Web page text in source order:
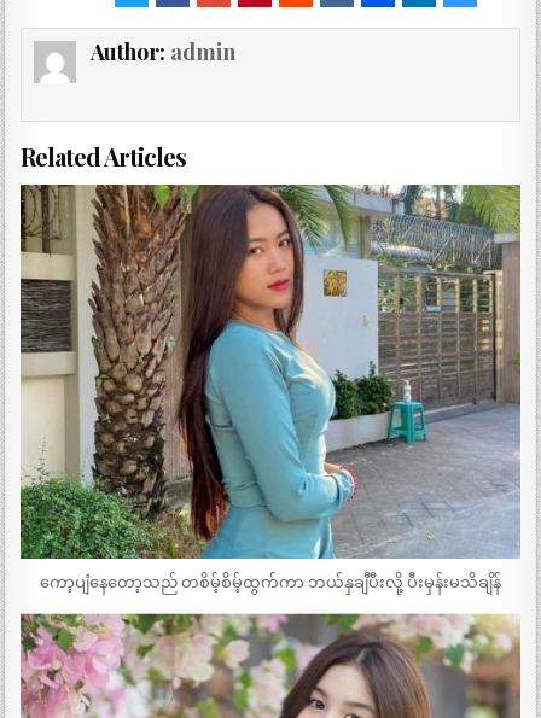
Author: admin
Related Articles
ကော့ပျံနေတော့သည် တစိမ့်စိမ့်ထွက်ကာ ဘယ်နှချီပီးလို့ ပီးမှန်းမသိချိန်